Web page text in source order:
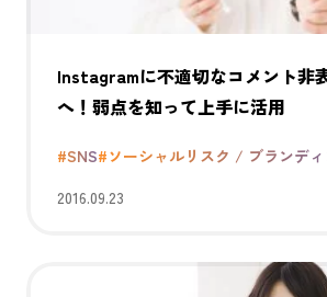
Instagramに不適切なコメント非
へ！弱点を知って上手に活用
#SNS#ソーシャルリスク / ブランデ
2016.09.23